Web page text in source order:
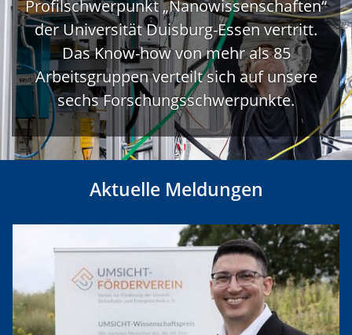
Profilschwerpunkt „Nanowissenschaften“
der Universität Duisburg-Essen vertritt.
Das Know-how von mehr als 85
Arbeitsgruppen verteilt sich auf unsere
sechs Forschungsschwerpunkte.
Aktuelle Meldungen